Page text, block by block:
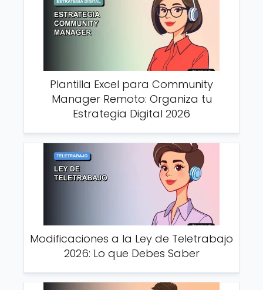
Plantilla Excel para Community
Manager Remoto: Organiza tu
Estrategia Digital 2026
Modificaciones a la Ley de Teletrabajo
2026: Lo que Debes Saber